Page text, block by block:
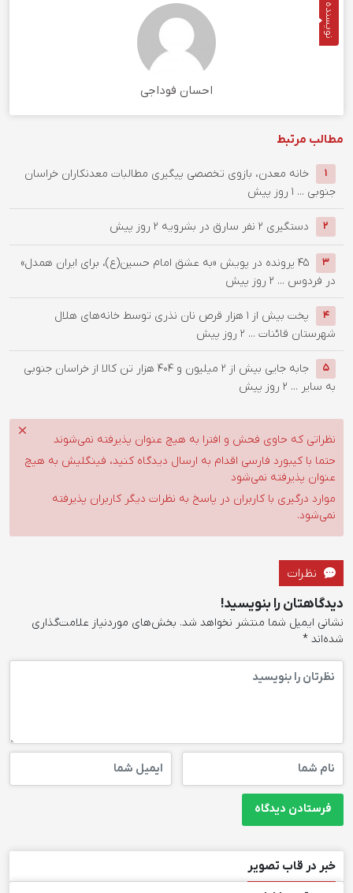
نویسنده
احسان فوداجی
مطالب مرتبط
1
خانه معدن، بازوی تخصصی پیگیری مطالبات معدنکاران خراسان
جنوبی ... 1 روز پیش
2 دستگيري 2 نفر سارق در بشرويه 2 روز پیش
3
۴۵ پرونده در پویش «به عشق امام حسین(ع)، برای ایران همدل»
در فردوس ... 2 روز پیش
4
پخت بیش از 1 هزار قرص نان نذری توسط خانه‌های هلال
شهرستان قائنات ... 2 روز پیش
5
جابه جایی بیش از 2 میلیون و 404 هزار تن کالا از خراسان جنوبی
به سایر ... 2 روز پیش
نظراتی که حاوی فحش و افترا به هیچ عنوان پذیرفته نمی‌شوند
حتما با کیبورد فارسی اقدام به ارسال دیدگاه کنید، فینگلیش به هیچ
عنوان پذیرفته نمی‌شود
موارد درگیری با کاربران در پاسخ به نظرات دیگر کاربران پذیرفته
نمی‌شود.
نظرات
دیدگاهتان را بنویسید!
نشانی ایمیل شما منتشر نخواهد شد. بخش‌های موردنیاز علامت‌گذاری
شده‌اند *
خبر در قاب تصویر